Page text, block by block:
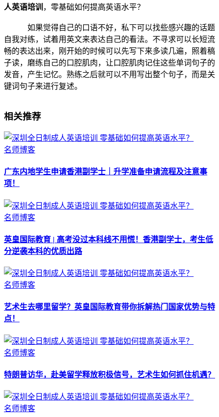
人英语培训 ，零基础如何提高英语水平？
如果觉得自己的口语不好，私下可以找些感兴趣的话题
自我对练，试着用英文来表达自己的看法。不寻求可以长短流
畅的表达出来，刚开始的时候可以先写下来多读几遍，照着稿
子读，磨练自己的口腔肌肉，让口腔肌肉记住这些单词句子的
发音，产生记忆。熟练之后就可以不用写出整个句子，而是关
键词句子来进行复述。
相关推荐
名师博客
广东内地学生申请香港副学士｜升学准备申请流程及注意事
项！
名师博客
英皇国际教育 | 高考没过本科线不用慌！香港副学士，考生低
分逆袭本科的优质出路
名师博客
艺术生去哪里留学？英皇国际教育带你拆解热门国家优势与特
点！
名师博客
特朗普访华，赴美留学释放积极信号，艺术生如何抓住机遇？
名师博客